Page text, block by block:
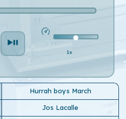
1x
Hurrah boys March
Jos Lacalle